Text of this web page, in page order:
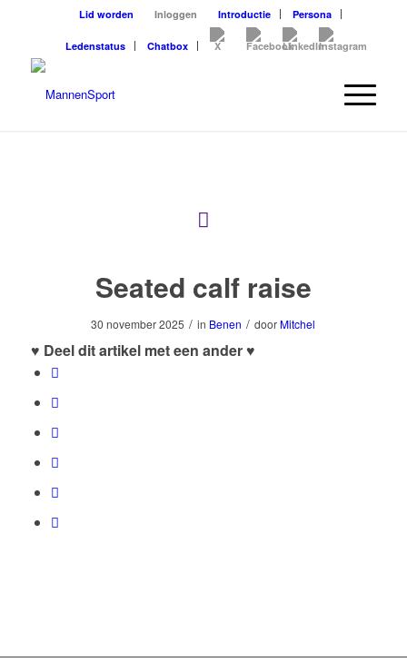
Lid worden Inloggen Introductie Persona
Ledenstatus Chatbox
Seated calf raise
30 november 2025 / in Benen / door Mitchel
♥ Deel dit artikel met een ander ♥